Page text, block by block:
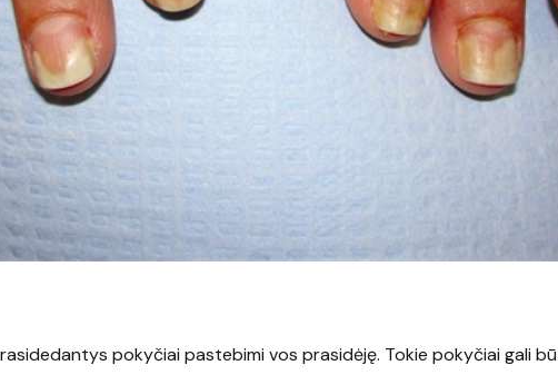
pokyčiai pastebimi vos prasidėję. Tokie pokyčiai gali